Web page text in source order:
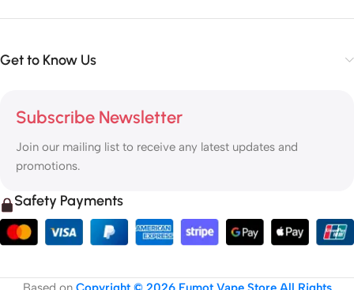
Get to Know Us
Subscribe Newsletter
Join our mailing list to receive any latest updates and
promotions.
Safety Payments